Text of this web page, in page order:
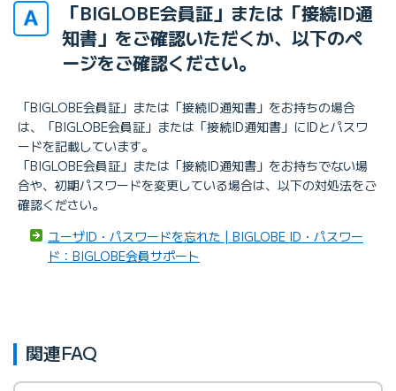
「BIGLOBE会員証」または「接続ID通
知書」をご確認いただくか、以下のペ
ージをご確認ください。
「BIGLOBE会員証」または「接続ID通知書」をお持ちの場合
は、「BIGLOBE会員証」または「接続ID通知書」にIDとパスワ
ードを記載しています。
「BIGLOBE会員証」または「接続ID通知書」をお持ちでない場
合や、初期パスワードを変更している場合は、以下の対処法をご
確認ください。
ユーザID・パスワードを忘れた | BIGLOBE ID・パスワー
ド：BIGLOBE会員サポート
関連FAQ